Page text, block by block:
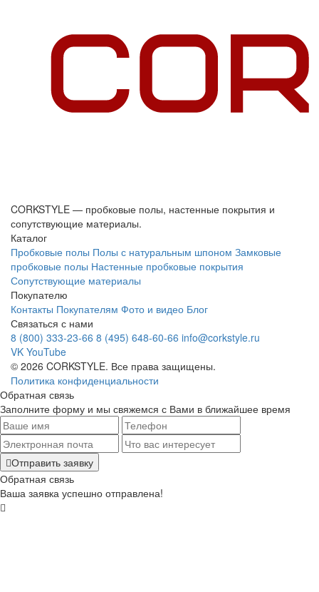
CORKSTYLE — пробковые полы, настенные покрытия и
сопутствующие материалы.
Каталог
Пробковые полы Полы с натуральным шпоном Замковые
пробковые полы Настенные пробковые покрытия
Сопутствующие материалы
Покупателю
Контакты Покупателям Фото и видео Блог
Связаться с нами
8 (800) 333-23-66 8 (495) 648-60-66 info@corkstyle.ru
VK YouTube
© 2026 CORKSTYLE. Все права защищены.
Политика конфиденциальности
Обратная связь
Заполните форму и мы свяжемся с Вами в ближайшее время
Отправить заявку
Обратная связь
Ваша заявка успешно отправлена!